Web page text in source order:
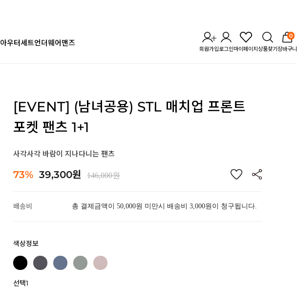
아우터세트언더웨어맨즈
회원가입로그인마이페이지 상품찾기
0
장바구니
[EVENT] (남녀공용) STL 매치업 프론트
포켓 팬츠 1+1
사각사각 바람이 지나다니는 팬츠
73% 39,300원 146,000원
배송비 총 결제금액이 50,000원 미만시 배송비 3,000원이 청구됩니다.
색상정보
선택1